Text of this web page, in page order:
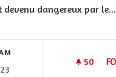
devenu dangereux par le...
50 50